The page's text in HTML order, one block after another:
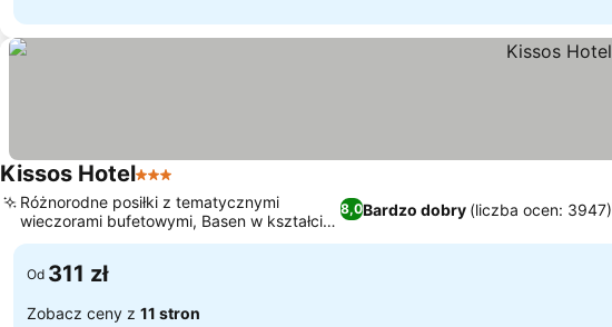
Kissos Hotel3 Kategoria
8,0Bardzo dobry (liczba ocen: 3947)
Różnorodne posiłki z tematycznymi
wieczorami bufetowymi, Basen w kształcie
laguny ze strefami ciszy
Od 311 zł
Zobacz ceny z 11 stron